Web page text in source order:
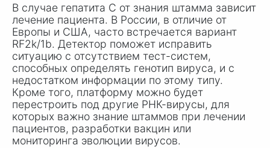
В случае гепатита С от знания штамма зависит
лечение пациента. В России, в отличие от
Европы и США, часто встречается вариант
RF2k/1b. Детектор поможет исправить
ситуацию с отсутствием тест-систем,
способных определять генотип вируса, и с
недостатком информации по этому типу.
Кроме того, платформу можно будет
перестроить под другие РНК-вирусы, для
которых важно знание штаммов при лечении
пациентов, разработки вакцин или
мониторинга эволюции вирусов.